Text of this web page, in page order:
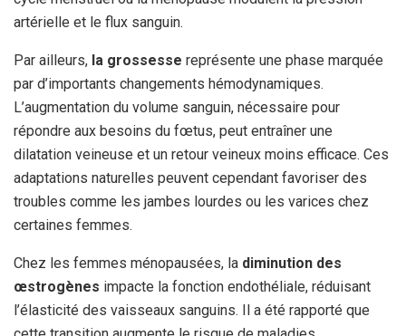
artérielle et le flux sanguin.
Par ailleurs, la grossesse représente une phase marquée
par d’importants changements hémodynamiques.
L’augmentation du volume sanguin, nécessaire pour
répondre aux besoins du fœtus, peut entraîner une
dilatation veineuse et un retour veineux moins efficace. Ces
adaptations naturelles peuvent cependant favoriser des
troubles comme les jambes lourdes ou les varices chez
certaines femmes.
Chez les femmes ménopausées, la diminution des
œstrogènes impacte la fonction endothéliale, réduisant
l’élasticité des vaisseaux sanguins. Il a été rapporté que